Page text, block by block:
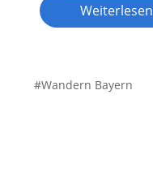
Weiterlesen
Wandern Bayern